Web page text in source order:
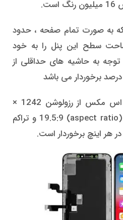
قطعه که به صورت تمام صفحه ، حدود
مساحت سطح این پنل را به خود
به حاشیه های حداقلی از
تاچ ال سی آیفون ایکس اس مکس از رزولوشن 1242 ×
2688 پیکسل، نسبت بعد (aspect ratio) 19.5:9 و تراکم